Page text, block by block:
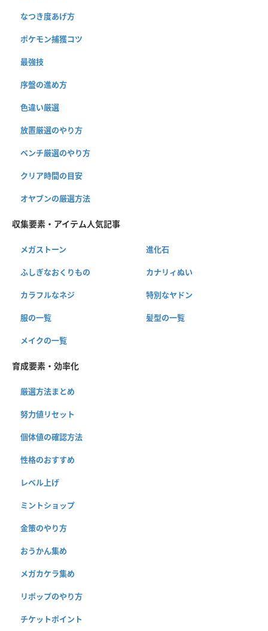
なつき度あげ方
ポケモン捕獲コツ
最強技
序盤の進め方
色違い厳選
放置厳選のやり方
ベンチ厳選のやり方
クリア時間の目安
オヤブンの厳選方法
収集要素・アイテム人気記事
メガストーン 進化石
ふしぎなおくりもの カナリィぬい
カラフルなネジ 特別なヤドン
服の一覧 髪型の一覧
メイクの一覧
育成要素・効率化
厳選方法まとめ
努力値リセット
個体値の確認方法
性格のおすすめ
レベル上げ
ミントショップ
金策のやり方
おうかん集め
メガカケラ集め
リポップのやり方
チケットポイント